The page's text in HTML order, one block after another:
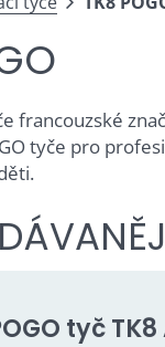
francouzské
tyče pro
tyč TK8